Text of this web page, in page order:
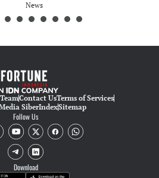
News
Contact UsTerms of Services
SiberIndexSitemap
Follow Us
Download